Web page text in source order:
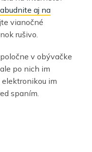
aj na
vianočné
rušivo.
v obývačke
po nich im
elektronikou im
spaním.